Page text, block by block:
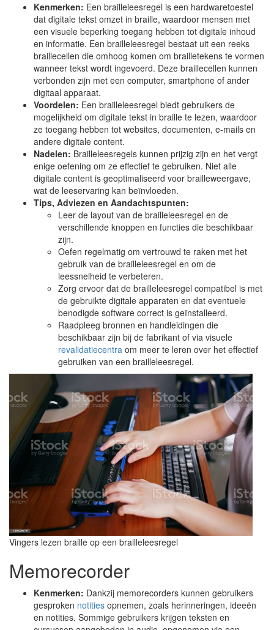
Kenmerken: Een brailleleesregel is een hardwaretoestel
dat digitale tekst omzet in braille, waardoor mensen met
een visuele beperking toegang hebben tot digitale inhoud
en informatie. Een brailleleesregel bestaat uit een reeks
braillecellen die omhoog komen om brailletekens te vormen
wanneer tekst wordt ingevoerd. Deze braillecellen kunnen
verbonden zijn met een computer, smartphone of ander
digitaal apparaat.
Voordelen: Een brailleleesregel biedt gebruikers de
mogelijkheid om digitale tekst in braille te lezen, waardoor
ze toegang hebben tot websites, documenten, e-mails en
andere digitale content.
Nadelen: Brailleleesregels kunnen prijzig zijn en het vergt
enige oefening om ze effectief te gebruiken. Niet alle
digitale content is geoptimaliseerd voor brailleweergave,
wat de leeservaring kan beïnvloeden.
Tips, Adviezen en Aandachtspunten:
Leer de layout van de brailleleesregel en de
verschillende knoppen en functies die beschikbaar
zijn.
Oefen regelmatig om vertrouwd te raken met het
gebruik van de brailleleesregel en om de
leessnelheid te verbeteren.
Zorg ervoor dat de brailleleesregel compatibel is met
de gebruikte digitale apparaten en dat eventuele
benodigde software correct is geïnstalleerd.
Raadpleeg bronnen en handleidingen die
beschikbaar zijn bij de fabrikant of via visuele
revalidatiecentra om meer te leren over het effectief
gebruiken van een brailleleesregel.
Vingers lezen braille op een brailleleesregel
Memorecorder
Kenmerken: Dankzij memorecorders kunnen gebruikers
gesproken notities opnemen, zoals herinneringen, ideeën
en notities. Sommige gebruikers krijgen teksten en